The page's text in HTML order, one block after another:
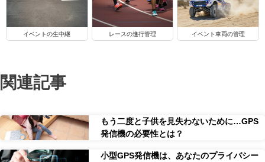
イベントの生中継 レースの進行管理 イベント車両の管理
関連記事
もう二度と子供を見失わないために…GPS
発信機の必要性とは？
小型GPS発信機は、あなたのプライバシー